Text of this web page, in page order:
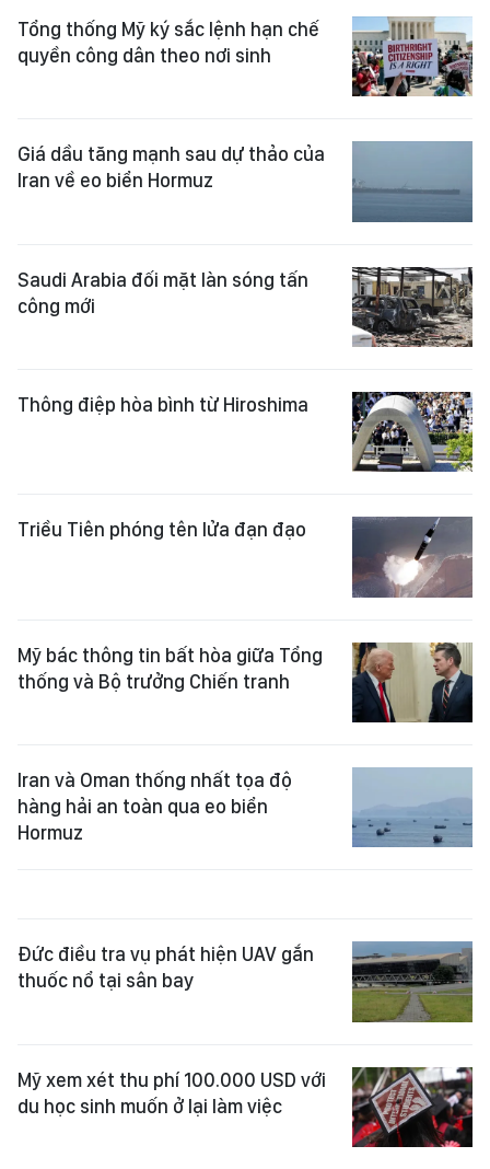
Tổng thống Mỹ ký sắc lệnh hạn chế
quyền công dân theo nơi sinh
Giá dầu tăng mạnh sau dự thảo của
Iran về eo biển Hormuz
Saudi Arabia đối mặt làn sóng tấn
công mới
Thông điệp hòa bình từ Hiroshima
Triều Tiên phóng tên lửa đạn đạo
Mỹ bác thông tin bất hòa giữa Tổng
thống và Bộ trưởng Chiến tranh
Iran và Oman thống nhất tọa độ
hàng hải an toàn qua eo biển
Hormuz
Đức điều tra vụ phát hiện UAV gắn
thuốc nổ tại sân bay
Mỹ xem xét thu phí 100.000 USD với
du học sinh muốn ở lại làm việc